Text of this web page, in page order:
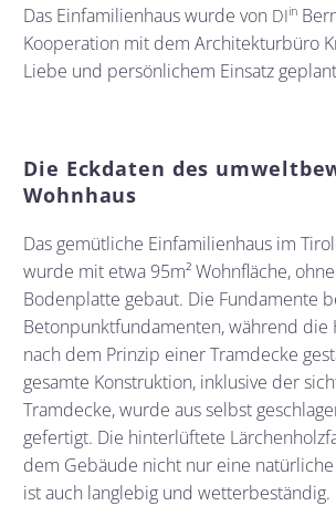
Das Einfamilienhaus wurde von DIin
Kooperation mit dem Architekturbüro
Liebe und persönlichem Einsatz
Die Eckdaten des
Wohnhaus
Das gemütliche Einfamilienhaus im
wurde mit etwa 95m² Wohnfläche,
Bodenplatte gebaut. Die Fundamente
Betonpunktfundamenten, während
nach dem Prinzip einer Tramdecke
gesamte Konstruktion, inklusive der
Tramdecke, wurde aus selbst
gefertigt. Die hinterlüftete
dem Gebäude nicht nur eine
ist auch langlebig und wetterbeständig.